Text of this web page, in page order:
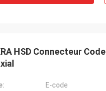
HSD Connecteur
E-code